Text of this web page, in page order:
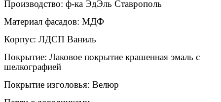
Производство: ф-ка ЭдЭль Ставрополь
️Материал фасадов: МДФ
Корпус: ЛДСП Ваниль
Покрытие: Лаковое покрытие крашенная эмаль с
шелкографией
Покрытие изголовья: Велюр